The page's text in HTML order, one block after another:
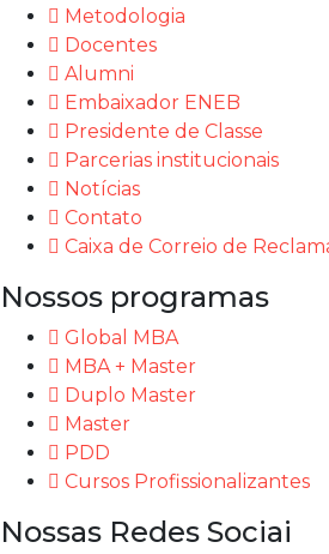
Metodologia
Docentes
Alumni
Embaixador ENEB
Presidente de Classe
Parcerias institucionais
Notícias
Contato
Caixa de Correio de
Nossos programas
Global MBA
MBA + Master
Duplo Master
Master
PDD
Cursos Profissionalizantes
Nossas Redes Sociai